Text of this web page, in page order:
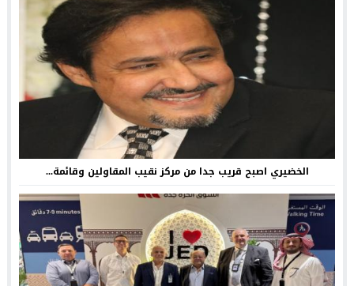
الخضيري اصبح قريب جدا من مركز نقيب المقاولين وقائمة...